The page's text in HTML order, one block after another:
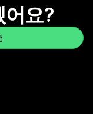
어요?